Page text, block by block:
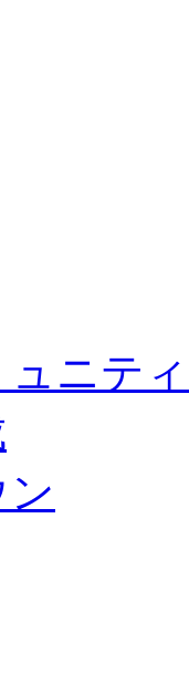
について
2026/27シーズン試
グ 2026/27シーズン「
）
ニティ